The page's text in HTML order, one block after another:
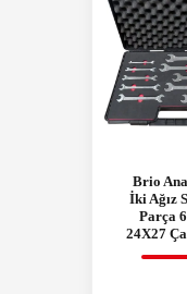
Brio
İki Ağız
Parça
24X27